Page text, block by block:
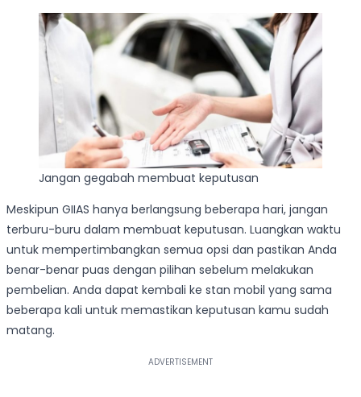
Jangan gegabah membuat keputusan
Meskipun GIIAS hanya berlangsung beberapa hari, jangan
terburu-buru dalam membuat keputusan. Luangkan waktu
untuk mempertimbangkan semua opsi dan pastikan Anda
benar-benar puas dengan pilihan sebelum melakukan
pembelian. Anda dapat kembali ke stan mobil yang sama
beberapa kali untuk memastikan keputusan kamu sudah
matang.